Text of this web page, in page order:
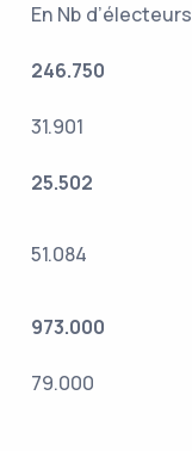
En Nb d’électeurs
246.750
31.901
25.502
51.084
973.000
79.000